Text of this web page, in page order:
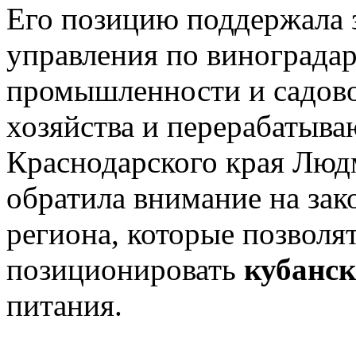
Его позицию поддержала
управления по
промышленности и
хозяйства и
Краснодарского края
обратила внимание на
региона, которые
позиционировать
питания.